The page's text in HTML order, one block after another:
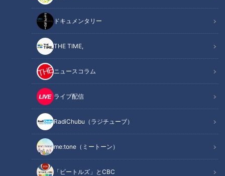
ドキュメンタリー
THE TIME,
ニュースコラム
ライブ配信
RadiChubu（ラジチューブ）
me:tone（ミートーン）
「ビートルズ」とCBC
この記事の画像を見る
この記事を見たあなたへのおすすめ
新生活に使いたい！「電動アシ
スト自転車」の選び方！
健康のカギ「腸」の知識を総チ